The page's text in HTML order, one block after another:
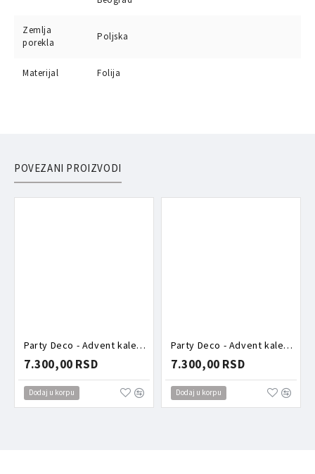
Zemlja
porekla
Poljska
Materijal Folija
POVEZANI PROIZVODI
Party Deco - Advent kalendar - Roze kutija puna aksesoara
7.300,00 RSD
Dodaj u korpu
Party Deco - Advent kalendar - Torbica puna aksesoara zeka
7.300,00 RSD
Dodaj u korpu